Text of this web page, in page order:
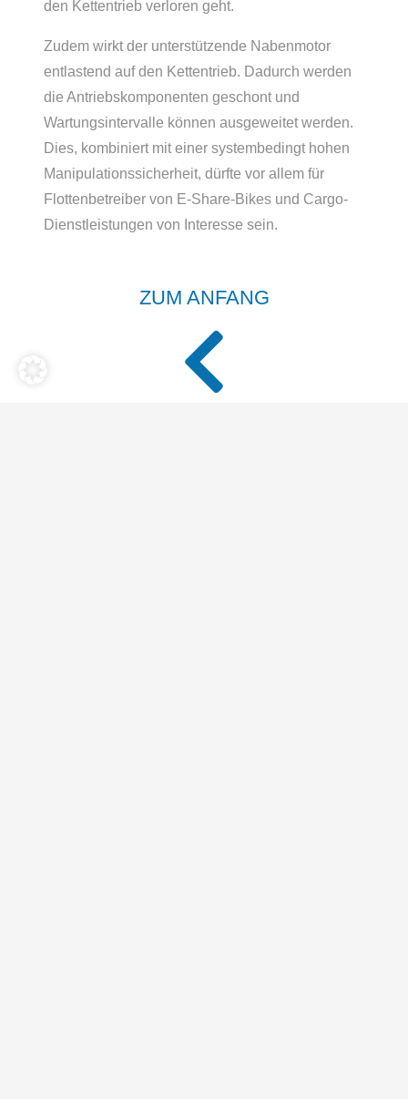
den Kettentrieb verloren geht.
Zudem wirkt der unterstützende Nabenmotor
entlastend auf den Kettentrieb. Dadurch werden
die Antriebskomponenten geschont und
Wartungsintervalle können ausgeweitet werden.
Dies, kombiniert mit einer systembedingt hohen
Manipulationssicherheit, dürfte vor allem für
Flottenbetreiber von E-Share-Bikes und Cargo-
Dienstleistungen von Interesse sein.
ZUM ANFANG